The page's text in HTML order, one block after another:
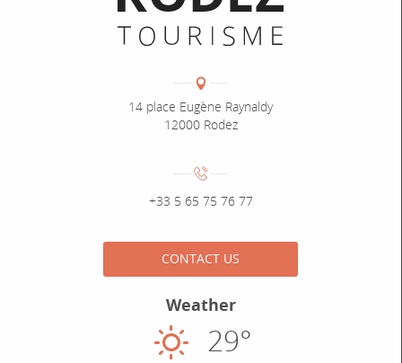
Coordonnées
Adresse :
14 place Eugène Raynaldy
12000 Rodez
Numéro de téléphone :
+33 5 65 75 76 77
CONTACT US
Weather
Sunny
29°